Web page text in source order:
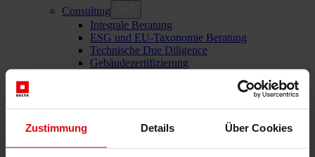
Zustimmung Details Über Cookies
Consulting
Integrale Beratung
ESG und EU-Taxonomie Beratung
Technische Due Diligence
Gebäudezertifizierung
Referenzen
Über uns
News & Events